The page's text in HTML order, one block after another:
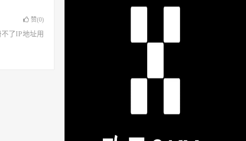
赞(0)
不了IP地址用